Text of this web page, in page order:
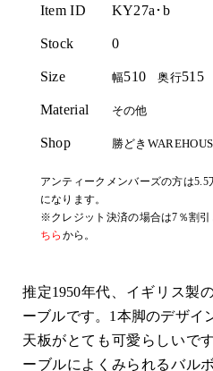
Item ID KY27a･b
Stock 0
Size 幅510 奥行515
Material その他
Shop 勝どき
アンティークメンバーズの方は5.5
になります。
※クレジット決済の場合は7％割
ちら から。
推定1950年代、イギリス製
ーブルです。1本脚のデザイ
天板がとても可愛らしいで
ーブルによくみられるバル